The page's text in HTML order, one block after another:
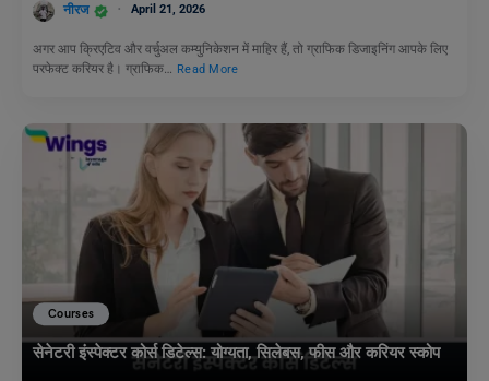
नीरज April 21, 2026
अगर आप क्रिएटिव और वर्चुअल कम्युनिकेशन में माहिर हैं, तो ग्राफिक डिजाइनिंग आपके लिए
परफेक्ट करियर है। ग्राफिक…
Read More
Courses
सेनेटरी इंस्पेक्टर कोर्स डिटेल्स: योग्यता, सिलेबस, फीस और करियर स्कोप